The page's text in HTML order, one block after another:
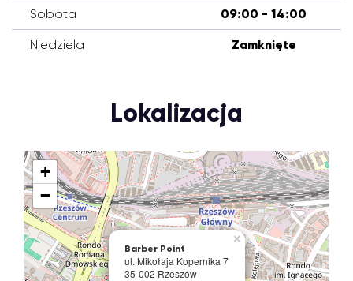
Sobota 09:00 - 14:00
Niedziela Zamknięte
Lokalizacja
Barber Point
ul. Mikołaja Kopernika 7
35-002 Rzeszów
×
+
−